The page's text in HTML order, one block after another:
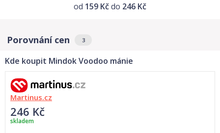
od 159 Kčdo 246 Kč
Porovnání cen 3
Kde koupit Mindok Voodoo mánie
Martinus.cz
246 Kč
skladem